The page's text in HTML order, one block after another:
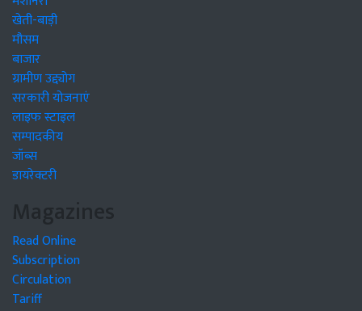
खेती-बाड़ी
मौसम
बाजार
ग्रामीण उद्द्योग
सरकारी योजनाएं
लाइफ स्टाइल
सम्पादकीय
जॉब्स
डायरेक्टरी
Magazines
Read Online
Subscription
Circulation
Tariff